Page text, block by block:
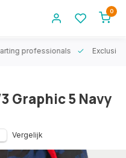
0
professionals
Graphic 5 Navy
Vergelijk